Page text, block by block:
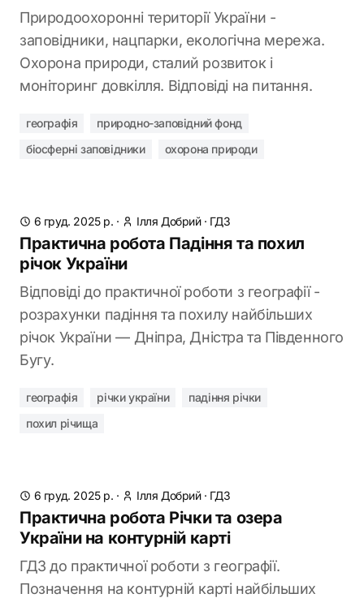
Природоохоронні території України -
заповідники, нацпарки, екологічна мережа.
Охорона природи, сталий розвиток і
моніторинг довкілля. Відповіді на питання.
географія
природно-заповідний фонд
біосферні заповідники
охорона природи
6 груд. 2025 р. · Ілля Добрий· ГДЗ
Практична робота Падіння та похил
річок України
Відповіді до практичної роботи з географії -
розрахунки падіння та похилу найбільших
річок України — Дніпра, Дністра та Південного
Бугу.
географія річки україни
падіння річки
похил річища
6 груд. 2025 р. · Ілля Добрий· ГДЗ
Практична робота Річки та озера
України на контурній карті
ГДЗ до практичної роботи з географії.
Позначення на контурній карті найбільших